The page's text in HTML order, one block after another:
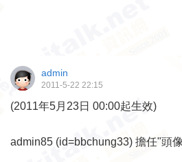
admin
2011-5-22 22:15
(2011年5月23日 00:00起生效)
admin85 (id=bbchung33) 擔任"頭